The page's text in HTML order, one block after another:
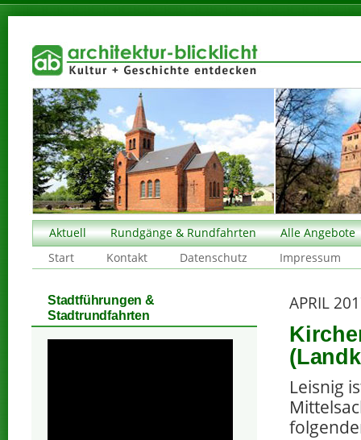
Aktuell Rundgänge & Rundfahrten
Alle Angebote
Start
Kontakt Datenschutz Impressum
APRIL
Leisnig
Stadtführungen &
Stadtrundfahrten